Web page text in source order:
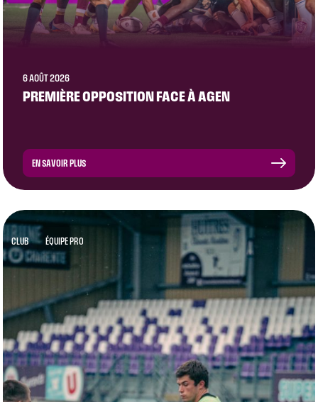
6 AOÛT 2026
PREMIÈRE OPPOSITION FACE À AGEN
EN SAVOIR PLUS
CLUB ÉQUIPE PRO